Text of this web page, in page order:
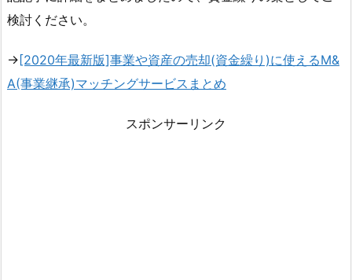
検討ください。
→ [2020年最新版]事業や資産の売却(資金繰り)に使えるM&
A(事業継承)マッチングサービスまとめ
スポンサーリンク